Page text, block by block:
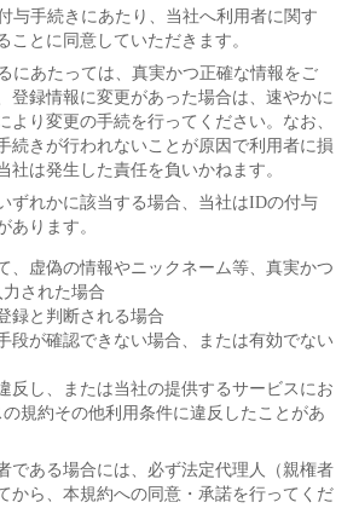
与手続きにあたり、当社へ利用者に関す
ことに同意していただきます。
にあたっては、真実かつ正確な情報をご
登録情報に変更があった場合は、速やかに
より変更の手続を行ってください。なお、
続きが行われないことが原因で利用者に損
社は発生した責任を負いかねます。
ずれかに該当する場合、当社はIDの付与
あります。
、虚偽の情報やニックネーム等、真実かつ
された場合
録と判断される場合
段が確認できない場合、または有効でない
反し、または当社の提供するサービスにお
規約その他利用条件に違反したことがあ
である場合には、必ず法定代理人（親権者
から、本規約への同意・承諾を行ってくだ